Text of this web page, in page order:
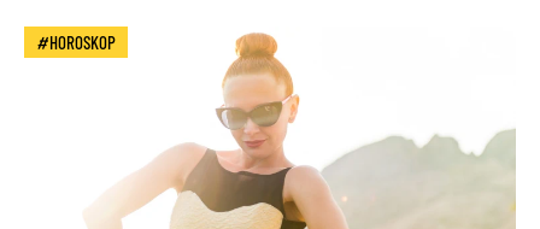
HOROSKOP